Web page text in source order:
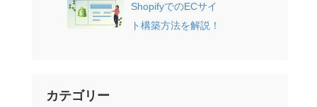
ShopifyでのECサイ
ト構築方法を解説！
カテゴリー